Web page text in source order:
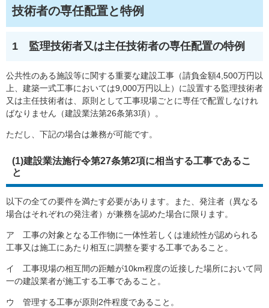
技術者の専任配置と特例
1 監理技術者又は主任技術者の専任配置の特例​
公共性のある施設等に関する重要な建設工事（請負金額4,500万円以
上、建築一式工事においては9,000万円以上）に設置する監理技術者
又は主任技術者は、原則として工事現場ごとに専任で配置しなけれ
ばなりません（建設業法第26条第3項）。
ただし、下記の場合は兼務が可能です。
(1)建設業法施行令第27条第2項に相当する工事であるこ
と
以下の全ての要件を満たす必要があります。また、発注者（異なる
場合はそれぞれの発注者）が兼務を認めた場合に限ります。
ア 工事の対象となる工作物に一体性若しくは連続性が認められる
工事又は施工にあたり相互に調整を要する工事であること。
イ 工事現場の相互間の距離が10km程度の近接した場所において同
一の建設業者が施工する工事であること。
ウ 管理する工事が原則2件程度であること。